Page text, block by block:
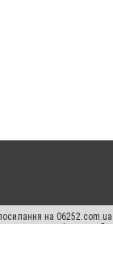
на
прав переслідується